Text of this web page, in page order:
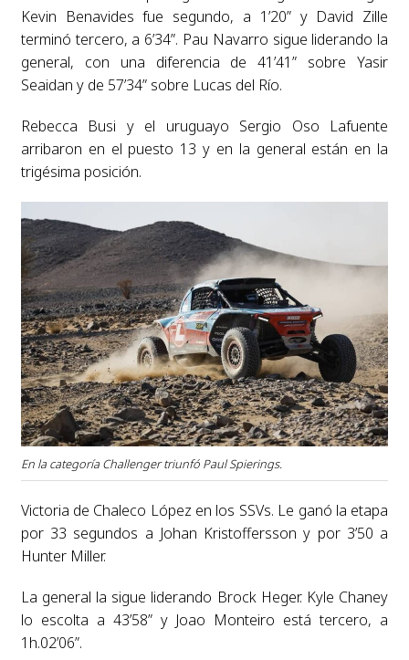
Kevin Benavides fue segundo, a 1’20” y David Zille
terminó tercero, a 6’34”. Pau Navarro sigue liderando la
general, con una diferencia de 41’41” sobre Yasir
Seaidan y de 57’34” sobre Lucas del Río.
Rebecca Busi y el uruguayo Sergio Oso Lafuente
arribaron en el puesto 13 y en la general están en la
trigésima posición.
En la categoría Challenger triunfó Paul Spierings.
Victoria de Chaleco López en los SSVs. Le ganó la etapa
por 33 segundos a Johan Kristoffersson y por 3’50 a
Hunter Miller.
La general la sigue liderando Brock Heger. Kyle Chaney
lo escolta a 43’58” y Joao Monteiro está tercero, a
1h.02’06”.